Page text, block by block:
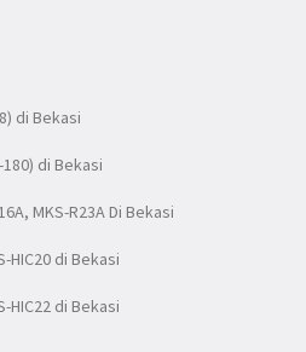
di Bekasi
di Bekasi
MKS-R23A Di Bekasi
HIC20 di Bekasi
HIC22 di Bekasi